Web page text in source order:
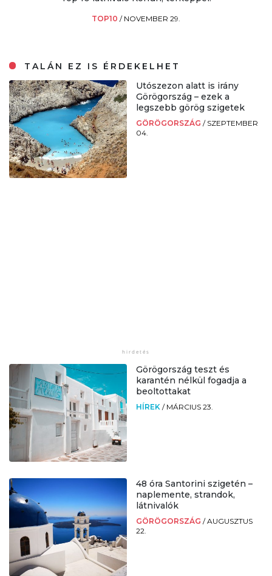
TOP10 / NOVEMBER 29.
TALÁN EZ IS ÉRDEKELHET
Utószezon alatt is irány
Görögország – ezek a
legszebb görög szigetek
GÖRÖGORSZÁG / SZEPTEMBER
04.
Görögország teszt és
karantén nélkül fogadja a
beoltottakat
HÍREK / MÁRCIUS 23.
48 óra Santorini szigetén –
naplemente, strandok,
látnivalók
GÖRÖGORSZÁG /AUGUSZTUS
22.